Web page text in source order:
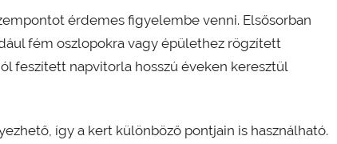
érdemes figyelembe venni. Elsősorban
fém oszlopokra vagy épülethez rögzített
feszített napvitorla hosszú éveken keresztül
így a kert különböző pontjain is használható.